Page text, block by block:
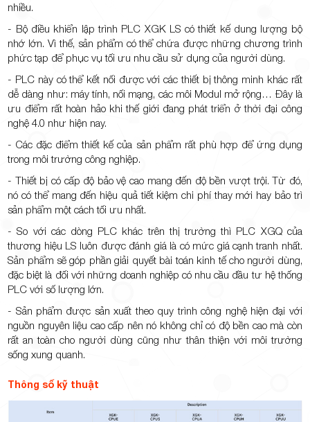
nhiều.
- Bộ điều khiển lập trình PLC XGK LS có thiết kế dung lượng bộ
nhớ lớn. Vì thế, sản phẩm có thể chứa được những chương trình
phức tạp để phục vụ tối ưu nhu cầu sử dụng của người dùng.
- PLC này có thể kết nối được với các thiết bị thông minh khác rất
dễ dàng như: máy tính, nối mạng, các môi Modul mở rộng… Đây là
ưu điểm rất hoàn hảo khi thế giới đang phát triển ở thời đại công
nghệ 4.0 như hiện nay.
- Các đặc điểm thiết kế của sản phẩm rất phù hợp để ứng dụng
trong môi trường công nghiệp.
- Thiết bị có cấp độ bảo vệ cao mang đến độ bền vượt trội. Từ đó,
nó có thể mang đến hiệu quả tiết kiệm chi phí thay mới hay bảo trì
sản phẩm một cách tối ưu nhất.
- So với các dòng PLC khác trên thị trường thì PLC XGQ của
thương hiệu LS luôn được đánh giá là có mức giá cạnh tranh nhất.
Sản phẩm sẽ góp phần giải quyết bài toán kinh tế cho người dùng,
đặc biệt là đối với những doanh nghiệp có nhu cầu đầu tư hệ thống
PLC với số lượng lớn.
- Sản phẩm được sản xuất theo quy trình công nghệ hiện đại với
nguồn nguyên liệu cao cấp nên nó không chỉ có độ bền cao mà còn
rất an toàn cho người dùng cũng như thân thiện với môi trường
sống xung quanh.
Thông số kỹ thuật